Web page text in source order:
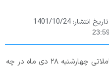
تاریخ انتشار: 1401/10/24
عدد شاخص کل در پایان جلسه معاملاتی چهارشنبه ۲۸ دی ماه در چه